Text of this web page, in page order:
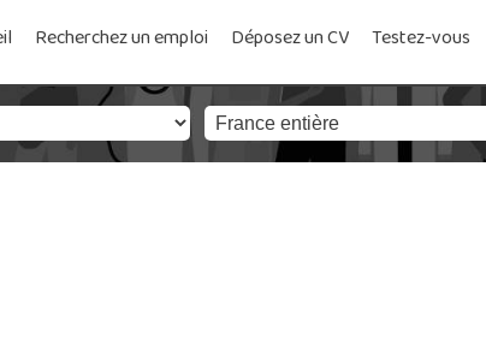
Recherchez un emploi Déposez un CV Testez-vous